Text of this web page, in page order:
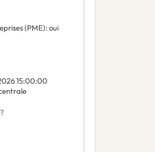
(PME): oui
15:00:00